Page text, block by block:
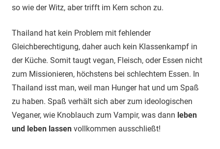
so wie der Witz, aber trifft im Kern schon zu.
Thailand hat kein Problem mit fehlender
Gleichberechtigung, daher auch kein Klassenkampf in
der Küche. Somit taugt vegan, Fleisch, oder Essen nicht
zum Missionieren, höchstens bei schlechtem Essen. In
Thailand isst man, weil man Hunger hat und um Spaß
zu haben. Spaß verhält sich aber zum ideologischen
Veganer, wie Knoblauch zum Vampir, was dann leben
und leben lassen vollkommen ausschließt!